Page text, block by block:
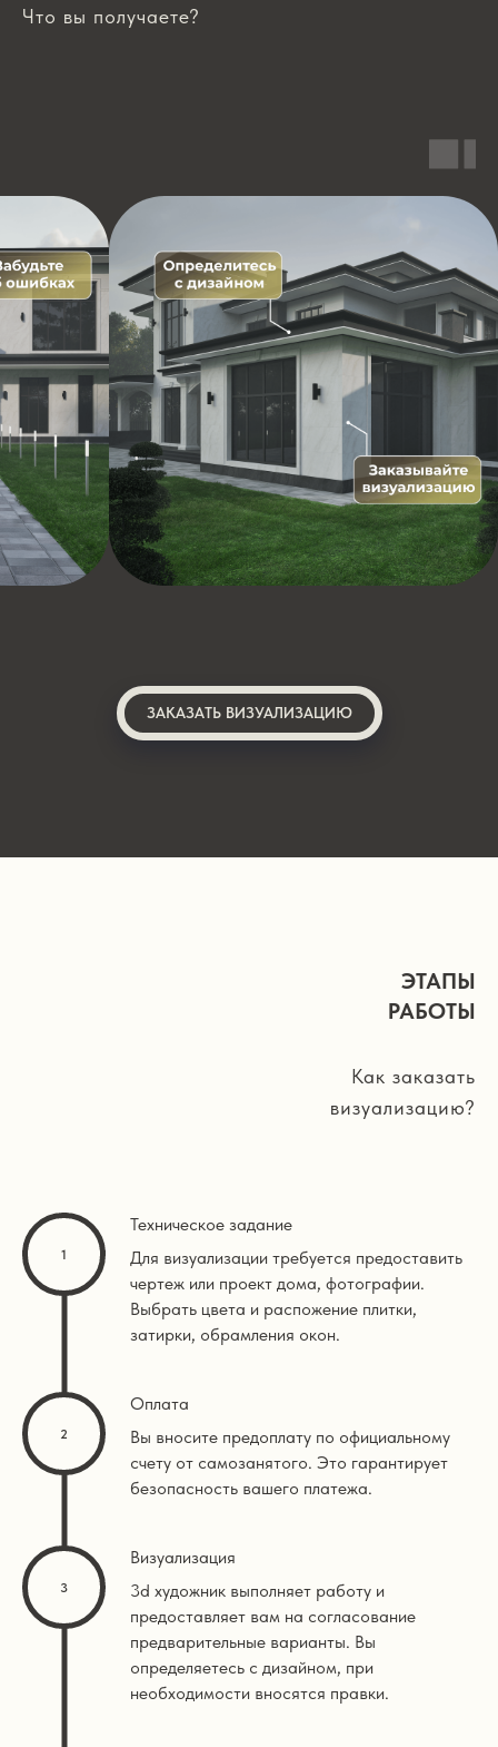
Что вы получаете?
ЗАКАЗАТЬ ВИЗУАЛИЗАЦИЮ
ЭТАПЫ
РАБОТЫ
Как заказать
визуализацию?
Техническое задание
Для визуализации требуется предоставить
чертеж или проект дома, фотографии.
Выбрать цвета и распожение плитки,
затирки, обрамления окон.
Оплата
Вы вносите предоплату по официальному
счету от самозанятого. Это гарантирует
безопасность вашего платежа.
Визуализация
3d художник выполняет работу и
предоставляет вам на согласование
предварительные варианты. Вы
определяетесь с дизайном, при
необходимости вносятся правки.